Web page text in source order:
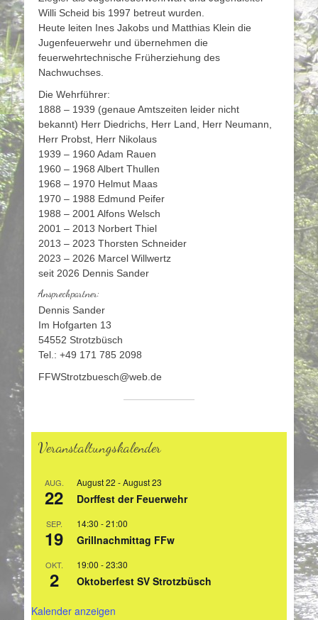
Willi Scheid bis 1997 betreut wurden.
Heute leiten Ines Jakobs und Matthias Klein die
Jugenfeuerwehr und übernehmen die
feuerwehrtechnische Früherziehung des
Nachwuchses.
Die Wehrführer:
1888 – 1939 (genaue Amtszeiten leider nicht
bekannt) Herr Diedrichs, Herr Land, Herr Neumann,
Herr Probst, Herr Nikolaus
1939 – 1960 Adam Rauen
1960 – 1968 Albert Thullen
1968 – 1970 Helmut Maas
1970 – 1988 Edmund Peifer
1988 – 2001 Alfons Welsch
2001 – 2013 Norbert Thiel
2013 – 2023 Thorsten Schneider
2023 – 2026 Marcel Willwertz
seit 2026 Dennis Sander
Ansprechpartner:
Dennis Sander
Im Hofgarten 13
54552 Strotzbüsch
Tel.: +49 171 785 2098
FFWStrotzbuesch@web.de
Veranstaltungskalender
AUG.
22
August 22 -August 23
Dorffest der Feuerwehr
SEP.
19
14:30 -21:00
Grillnachmittag FFw
OKT.
2
19:00 -23:30
Oktoberfest SV Strotzbüsch
Kalender anzeigen